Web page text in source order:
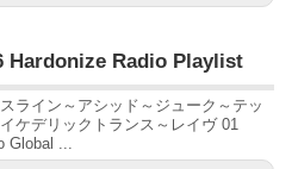
Hardonize Radio Playlist
ライン～アシッド～ジューク～テッ
ケデリックトランス～レイヴ 01
Global ...